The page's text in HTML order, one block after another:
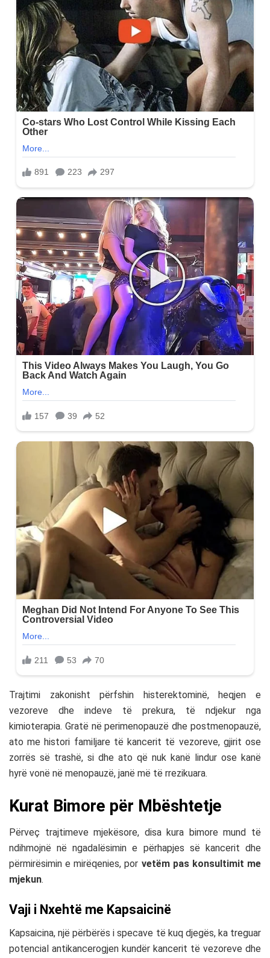
Trajtimi zakonisht përfshin histerektominë, heqjen e
vezoreve dhe indeve të prekura, të ndjekur nga
kimioterapia. Gratë në perimenopauzë dhe postmenopauzë,
ato me histori familjare të kancerit të vezoreve, gjirit ose
zorrës së trashë, si dhe ato që nuk kanë lindur ose kanë
hyrë vonë në menopauzë, janë më të rrezikuara.
Kurat Bimore për Mbështetje
Përveç trajtimeve mjekësore, disa kura bimore mund të
ndihmojnë në ngadalësimin e përhapjes së kancerit dhe
përmirësimin e mirëqenies, por vetëm pas konsultimit me
mjekun.
Vaji i Nxehtë me Kapsaicinë
Kapsaicina, një përbërës i specave të kuq djegës, ka treguar
potencial antikancerogjen kundër kancerit të vezoreve dhe